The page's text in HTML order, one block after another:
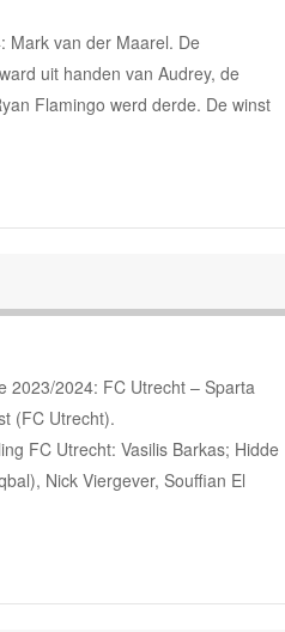
Mark van der Maarel. De
uit handen van Audrey, de
Flamingo werd derde. De winst
2023/2024: FC Utrecht – Sparta
(FC Utrecht).
FC Utrecht: Vasilis Barkas; Hidde
Nick Viergever, Souffian El